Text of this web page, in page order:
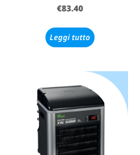
€83.40
Leggi tutto